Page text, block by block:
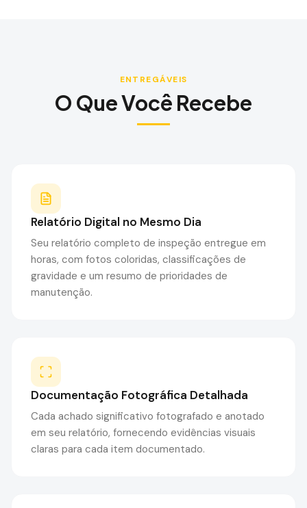
ENTREGÁVEIS
O Que Você Recebe
Relatório Digital no Mesmo Dia
Seu relatório completo de inspeção entregue em
horas, com fotos coloridas, classificações de
gravidade e um resumo de prioridades de
manutenção.
Documentação Fotográfica Detalhada
Cada achado significativo fotografado e anotado
em seu relatório, fornecendo evidências visuais
claras para cada item documentado.